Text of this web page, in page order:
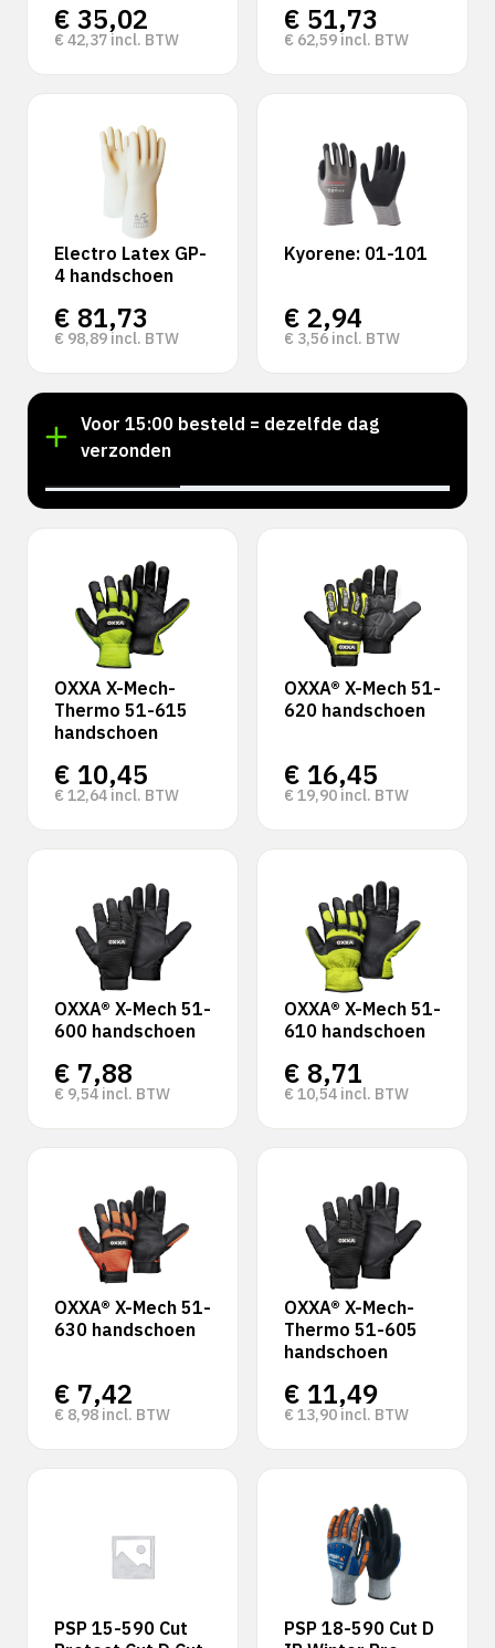
€ 35,02
€ 42,37 incl. BTW
€ 51,73
€ 62,59 incl. BTW
Electro Latex GP-
4 handschoen
€ 81,73
€ 98,89 incl. BTW
Kyorene: 01-101
€ 2,94
€ 3,56 incl. BTW
Voor 15:00 besteld = dezelfde dag
verzonden
OXXA X-Mech-
Thermo 51-615
handschoen
€ 10,45
€ 12,64 incl. BTW
OXXA® X-Mech 51-
620 handschoen
€ 16,45
€ 19,90 incl. BTW
OXXA® X-Mech 51-
600 handschoen
€ 7,88
€ 9,54 incl. BTW
OXXA® X-Mech 51-
610 handschoen
€ 8,71
€ 10,54 incl. BTW
OXXA® X-Mech 51-
630 handschoen
€ 7,42
€ 8,98 incl. BTW
OXXA® X-Mech-
Thermo 51-605
handschoen
€ 11,49
€ 13,90 incl. BTW
PSP 15-590 Cut
PSP 18-590 Cut D